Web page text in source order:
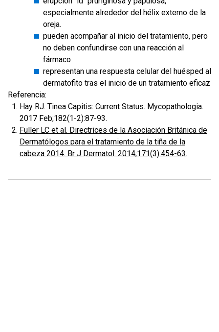
especialmente alrededor del hélix externo de la
oreja.
pueden acompañar al inicio del tratamiento, pero
no deben confundirse con una reacción al
fármaco
representan una respuesta celular del huésped al
dermatofito tras el inicio de un tratamiento eficaz
Referencia:
Hay RJ. Tinea Capitis: Current Status. Mycopathologia.
2017 Feb;182(1-2):87-93.
Fuller LC et al. Directrices de la Asociación Británica de
Dermatólogos para el tratamiento de la tiña de la
cabeza 2014. Br J Dermatol. 2014;171(3):454-63.